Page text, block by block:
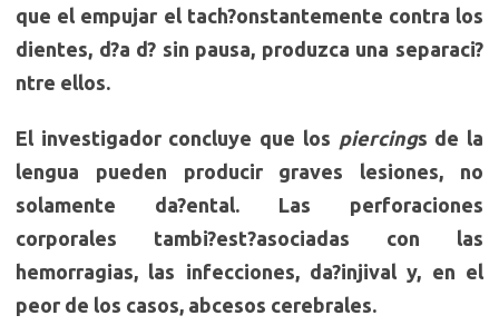
que el empujar el tach?onstantemente contra los
dientes, d?a d? sin pausa, produzca una separaci?
ntre ellos.
El investigador concluye que los piercings de la
lengua pueden producir graves lesiones, no
solamente da?ental. Las perforaciones
corporales tambi?est?asociadas con las
hemorragias, las infecciones, da?injival y, en el
peor de los casos, abcesos cerebrales.